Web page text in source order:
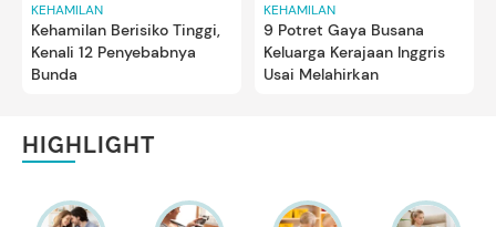
KEHAMILAN
Kehamilan Berisiko Tinggi,
Kenali 12 Penyebabnya
Bunda
KEHAMILAN
9 Potret Gaya Busana
Keluarga Kerajaan Inggris
Usai Melahirkan
HIGHLIGHT